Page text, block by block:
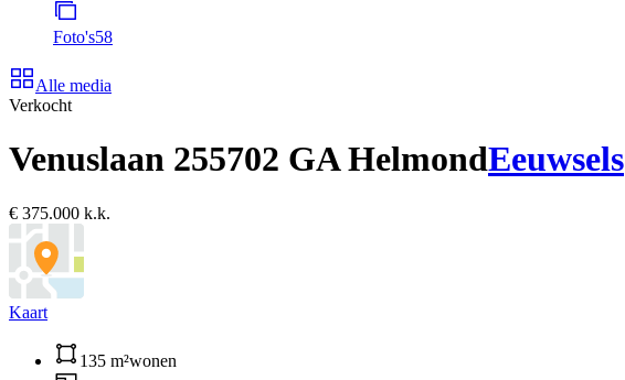
Foto's58
Alle media
Verkocht
Venuslaan 255702 GA HelmondEeuwsels
€ 375.000 k.k.
Kaart
135 m²wonen